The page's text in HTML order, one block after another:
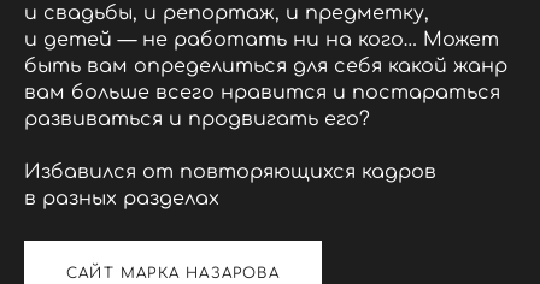
и свадьбы, и репортаж, и предметку,
и детей — не работать ни на кого… Может
быть вам определиться для себя какой жанр
вам больше всего нравится и постараться
развиваться и продвигать его?
Избавился от повторяющихся кадров
в разных разделах
САЙТ МАРКА НАЗАРОВА